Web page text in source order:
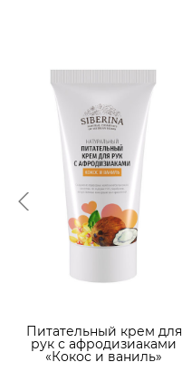
Питательный крем для
рук с афродизиаками
«Кокос и ваниль»